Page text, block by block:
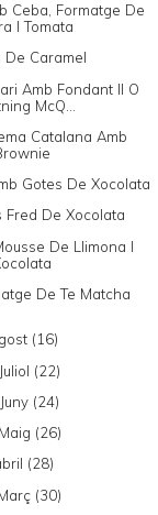
Ceba, Formatge De
I Tomata
De Caramel
Amb Fondant II O
McQ...
Catalana Amb
Gotes De Xocolata
Fred De Xocolata
De Llimona I
De Te Matcha
(16)
(22)
(24)
(26)
(28)
(30)